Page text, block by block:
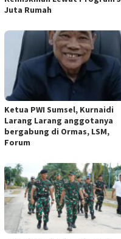
Juta Rumah
Ketua PWI Sumsel, Kurnaidi
Larang Larang anggotanya
bergabung di Ormas, LSM,
Forum